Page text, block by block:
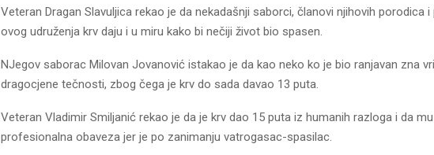
Veteran Dragan Slavuljica rekao je da nekadašnji saborci, članovi njihovih porodica
ovog udruženja krv daju i u miru kako bi nečiji život bio spasen.
NJegov saborac Milovan Jovanović istakao je da kao neko ko je bio ranjavan zna
dragocjene tečnosti, zbog čega je krv do sada davao 13 puta.
Veteran Vladimir Smiljanić rekao je da je krv dao 15 puta iz humanih razloga i da
profesionalna obaveza jer je po zanimanju vatrogasac-spasilac.